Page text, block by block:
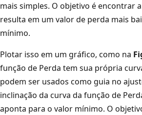
mais simples. O objetivo é encontrar
resulta em um valor de perda mais
mínimo.
Plotar isso em um gráfico, como na
função de Perda tem sua própria
podem ser usados como guia no
inclinação da curva da função de
aponta para o valor mínimo. O